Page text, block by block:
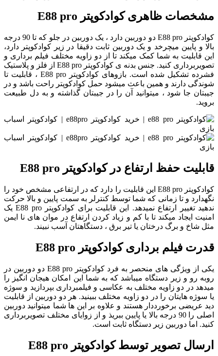
مشخصات ظاهری کوادکوپتر E88 pro
کوادکوپتر E88 pro دو دوربین دارد ، یک دوربین در جلو که تا 90 درجه
بالا و پایین میچرخد و یک دوربین ثابت دقیقا در زیر کوادکوپتر دارد،
این قابلیت به شما کمک میکند تا از دو زاویه مختلف فیلم برداری و
تصویربرداری کنید. جنس بدنه ی کوادکوپتر E88 pro از فلز و پلاستیک
فشرده تشکیل شده است. بازوهای کوادکوپتر E88 pro ، قابلیت تا
شوندگی دارند و همین باعث میشود حمل کوادکوپتر راحت باشد و در
جیبتان جا شود ، میتوانید آن را در جیبتان گذاشته و به دل طبیعت
بروید.
قابلیت حفظ ارتفاع در کوادکوپتر E88 pro
کوادکوپتر E88 pro این قابلیت را دارد که در ارتفاعی مشخص خود را
نگهدارد و تا زمانی که شما توسط کنترلر به سمت پایین و بالا حرکت
ندهید تغییر ارتفاع نمیدهد. این قابلیت برای کوادکوپتر E88 pro یک
امنیت ایجاد میکند تا با کم و زیاد کردن ارتفاع در موان های نا ایمن
مثل شاخ و برگ درختان یا تیر برق ، دستگاهتان آسب نبیند.
قدرت فیلم برداری کوادکوپتر E88 pro
یکی از ویژگی های منحصر به فرد کوادکوپتر E88 pro دو دوربین در
روبه رو و زیر دستگاه میباشد که به شما این امکان هیجان انگیز را
میدهد در دو زاویه مختلف به عکاسی و فیلمبرداری بپردازید و سوژه
یا سوژه هایتان را در دو زاویه مختلف ببینید. هر دو دوربین از قابلیت
دید عریضی برخورددار هستند و علاوه بر این ها شما میتوانید دوربین
اصلی را 90 درجه بالا یا پایین ببریذ و از زوایای مختلف تصویربرداری
کنید. اما دوربین زیر دستگاه ثابت است.
ارسال تصویر توسط کوادکوپتر E88 pro